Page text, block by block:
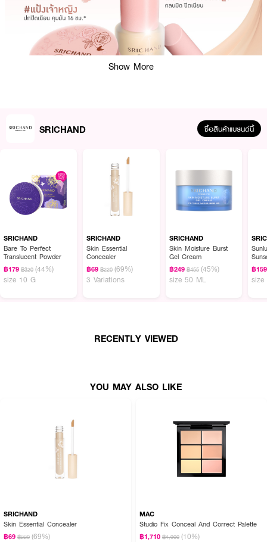
ผลลัพธ์ที่ได้:
คอนซีลเลอร์เนื้อครีมสัมผัสเบาสบาย ไม่เหนียวเหนอะหนะ ให้การปกปิดระดับปาน
กลางถึงสูง กลบได้ทั้งรอยสิว จุดด่างดำ และความหมองคล้ำใต้ตาแนบเนียนไปกับ
ผิว ติดทนยาวนาน 12 ชั่วโมง* ไม่เป็นคราบ ไม่ตกร่อง ให้ฟินิชซอฟต์แมตต์เรียบ
Vitamin E เติมความชุ่มชื้น ปลอบประโลมผิว และลดความแห้งกร้าน
● กลบมิด ปิดทุกรอย จุดด่างดำ และรอยสิว
● ปราศจากแอลกอฮอล์, น้ำหอม, พาราเบน, มิเนอรัลออยล์, SLS, MIT
● ปริมาณ: 4.5ml
Shades Available:
● 120 Beige
Show More
SRICHAND ซื้อสินค้าแบรนด์นี้
SRICHAND
Bare To Perfect
Translucent Powder
฿179 ฿320 (44%)
size 10 G
SRICHAND
Skin Essential
Concealer
฿69 ฿220 (69%)
3 Variations
SRICHAND
Skin Moisture Burst
Gel Cream
฿249 ฿455 (45%)
size 50 ML
฿159
size
RECENTLY VIEWED
YOU MAY ALSO LIKE
SRICHAND
Skin Essential Concealer
฿69 ฿220 (69%)
MAC
Studio Fix Conceal And Correct Palette
฿1,710 ฿1,900 (10%)